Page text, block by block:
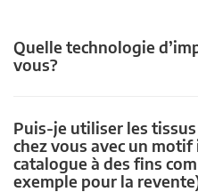
Quelle technologie
vous?
Puis-je utiliser les
chez vous avec un
catalogue à des fins
exemple pour la